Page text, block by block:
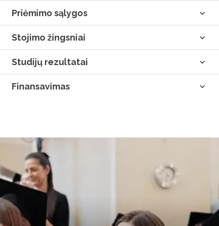
Priėmimo sąlygos
Stojimo žingsniai
Studijų rezultatai
Finansavimas